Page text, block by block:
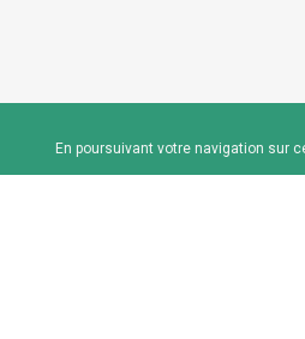
En poursuivant votre navigation sur